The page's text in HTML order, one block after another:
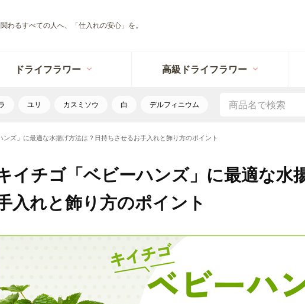
わるすべての人へ、「仕入れの安心」を。
ドライフラワー 高級ドライフラワー
ユリ カスミソウ 白 デルフィニウム
ンズ」に最適な水揚げ方法は？日持ちさせるお手入れと飾り方のポイント
イチゴ「ベビーハンズ」に最適な水
入れと飾り方のポイント